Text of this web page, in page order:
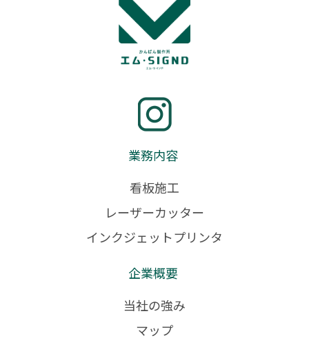
業務内容
看板施工
レーザーカッター
インクジェットプリンタ
企業概要
当社の強み
マップ